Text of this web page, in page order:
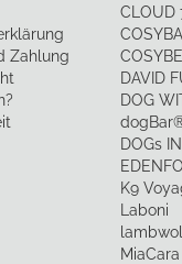
Zahlung
CLOUD
DAVID
DOG
DOGs
K9
Laboni
MiaCara